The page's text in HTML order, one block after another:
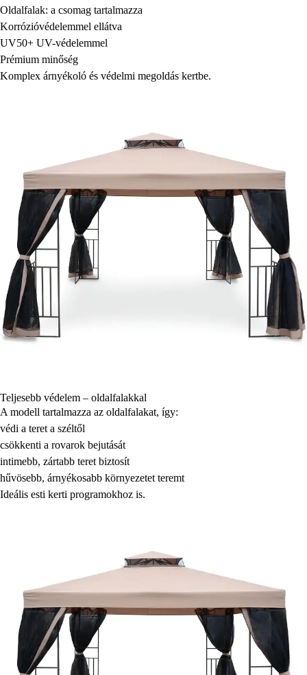
Oldalfalak: a csomag tartalmazza
Korrózióvédelemmel ellátva
UV50+ UV-védelemmel
Prémium minőség
Komplex árnyékoló és védelmi megoldás kertbe.
Teljesebb védelem – oldalfalakkal
A modell tartalmazza az oldalfalakat, így:
védi a teret a széltől
csökkenti a rovarok bejutását
intimebb, zártabb teret biztosít
hűvösebb, árnyékosabb környezetet teremt
Ideális esti kerti programokhoz is.